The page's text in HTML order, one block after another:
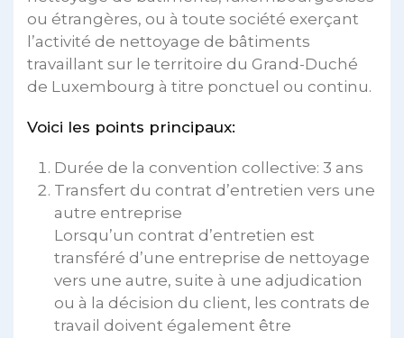
ou étrangères, ou à toute société exerçant
l’activité de nettoyage de bâtiments
travaillant sur le territoire du Grand-Duché
de Luxembourg à titre ponctuel ou continu.
Voici les points principaux:
Durée de la convention collective: 3 ans
Transfert du contrat d’entretien vers une
autre entreprise
Lorsqu’un contrat d’entretien est
transféré d’une entreprise de nettoyage
vers une autre, suite à une adjudication
ou à la décision du client, les contrats de
travail doivent également être